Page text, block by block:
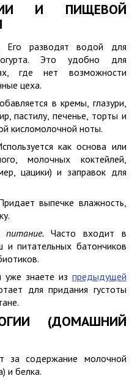
И ПИЩЕВОЙ
Его разводят водой для
Это удобно для
где нет возможности
цеха.
в кремы, глазури,
пастилу, печенье, торты и
кисломолочной ноты.
как основа или
молочных коктейлей,
цацики) и заправок для
выпечке влажность,
Часто входит в
и питательных батончиков
уже знаете из предыдущей
для придания густоты
(ДОМАШНИЙ
за содержание молочной
и белка.